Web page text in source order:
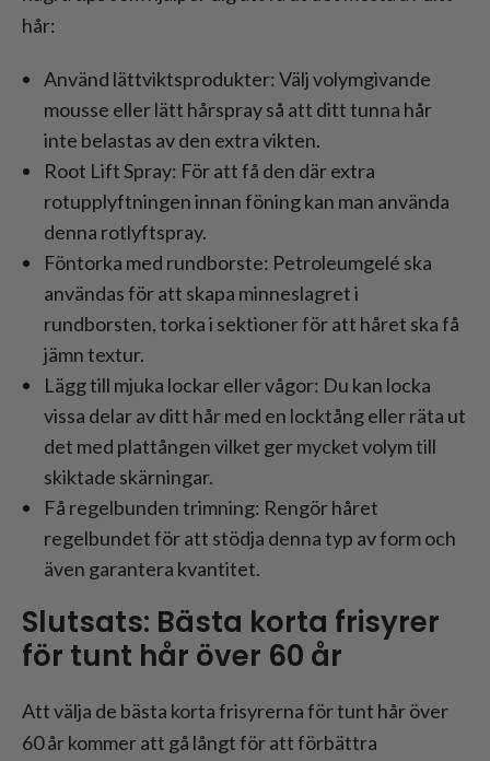
hår:
Använd lättviktsprodukter: Välj volymgivande
mousse eller lätt hårspray så att ditt tunna hår
inte belastas av den extra vikten.
Root Lift Spray: För att få den där extra
rotupplyftningen innan föning kan man använda
denna rotlyftspray.
Föntorka med rundborste: Petroleumgelé ska
användas för att skapa minneslagret i
rundborsten, torka i sektioner för att håret ska få
jämn textur.
Lägg till mjuka lockar eller vågor: Du kan locka
vissa delar av ditt hår med en locktång eller räta ut
det med plattången vilket ger mycket volym till
skiktade skärningar.
Få regelbunden trimning: Rengör håret
regelbundet för att stödja denna typ av form och
även garantera kvantitet.
Slutsats: Bästa korta frisyrer
för tunt hår över 60 år
Att välja de bästa korta frisyrerna för tunt hår över
60 år kommer att gå långt för att förbättra